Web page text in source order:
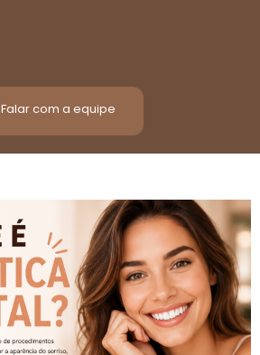
Falar com a equipe